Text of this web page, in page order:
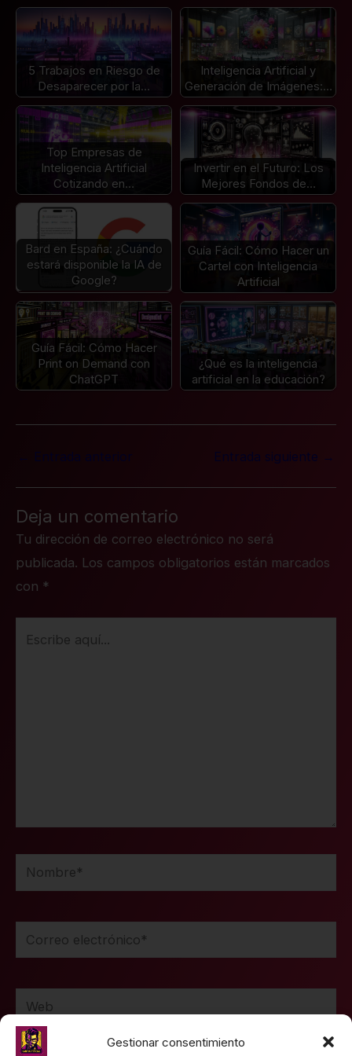
Gestionar consentimiento
5 Trabajos en Riesgo de
Desaparecer por la…
Inteligencia Artificial y
Generación de Imágenes:…
Top Empresas de
Inteligencia Artificial
Cotizando en…
Invertir en el Futuro: Los
Mejores Fondos de…
Bard en España: ¿Cuándo
estará disponible la IA de
Google?
Guía Fácil: Cómo Hacer un
Cartel con Inteligencia
Artificial
Guía Fácil: Cómo Hacer
Print on Demand con
ChatGPT
¿Qué es la inteligencia
artificial en la educación?
← Entrada anterior Entrada siguiente →
Deja un comentario
Tu dirección de correo electrónico no será
publicada. Los campos obligatorios están marcados
con *
Nombre*
Correo
electrónico*
Web